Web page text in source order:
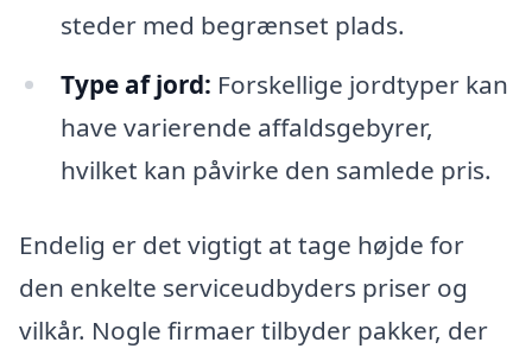
steder med begrænset plads.
Type af jord: Forskellige jordtyper kan
have varierende affaldsgebyrer,
hvilket kan påvirke den samlede pris.
Endelig er det vigtigt at tage højde for
den enkelte serviceudbyders priser og
vilkår. Nogle firmaer tilbyder pakker, der